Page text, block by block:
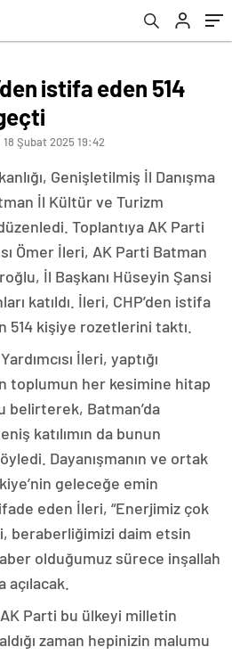
istifa eden 514
18 Şubat 2025 19:42
Genişletilmiş İl Danışma
İl Kültür ve Turizm
Toplantıya AK Parti
Ömer İleri, AK Parti Batman
İl Başkanı Hüseyin Şansi
katıldı. İleri, CHP’den istifa
514 kişiye rozetlerini taktı.
İleri, yaptığı
toplumun her kesimine hitap
belirterek, Batman’da
katılımın da bunun
Dayanışmanın ve ortak
geleceğe emin
eden İleri, “Enerjimiz çok
beraberliğimizi daim etsin
olduğumuz sürece inşallah
Parti bu ülkeyi milletin
zaman hepinizin malumu